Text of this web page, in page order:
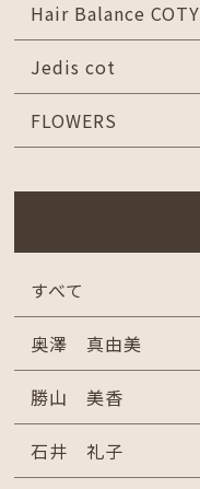
Hair Balance COTY
Jedis cot
FLOWERS
すべて
奥澤 真由美
勝山 美香
石井 礼子